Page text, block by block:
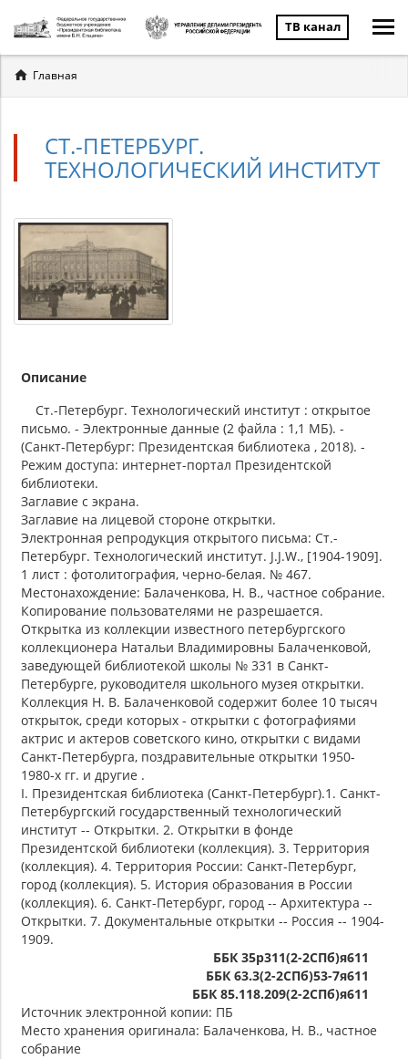
ТВ канал
Вы
здесь
Главная
СТ.-ПЕТЕРБУРГ.
ТЕХНОЛОГИЧЕСКИЙ ИНСТИТУТ
Описание
Ст.-Петербург. Технологический институт : открытое
письмо. - Электронные данные (2 файла : 1,1 МБ). -
(Санкт-Петербург: Президентская библиотека , 2018). -
Режим доступа: интернет-портал Президентской
библиотеки.
Заглавие с экрана.
Заглавие на лицевой стороне открытки.
Электронная репродукция открытого письма: Ст.-
Петербург. Технологический институт. J.J.W., [1904-1909].
1 лист : фотолитография, черно-белая. № 467.
Местонахождение: Балаченкова, Н. В., частное собрание.
Копирование пользователями не разрешается.
Открытка из коллекции известного петербургского
коллекционера Натальи Владимировны Балаченковой,
заведующей библиотекой школы № 331 в Санкт-
Петербурге, руководителя школьного музея открытки.
Коллекция Н. В. Балаченковой содержит более 10 тысяч
открыток, среди которых - открытки с фотографиями
актрис и актеров советского кино, открытки с видами
Санкт-Петербурга, поздравительные открытки 1950-
1980-х гг. и другие .
I. Президентская библиотека (Санкт-Петербург).1. Санкт-
Петербургский государственный технологический
институт -- Открытки. 2. Открытки в фонде
Президентской библиотеки (коллекция). 3. Территория
(коллекция). 4. Территория России: Санкт-Петербург,
город (коллекция). 5. История образования в России
(коллекция). 6. Санкт-Петербург, город -- Архитектура --
Открытки. 7. Документальные открытки -- Россия -- 1904-
1909.
ББК 35р311(2-2СПб)я611
ББК 63.3(2-2СПб)53-7я611
ББК 85.118.209(2-2СПб)я611
Источник электронной копии: ПБ
Место хранения оригинала: Балаченкова, Н. В., частное
собрание